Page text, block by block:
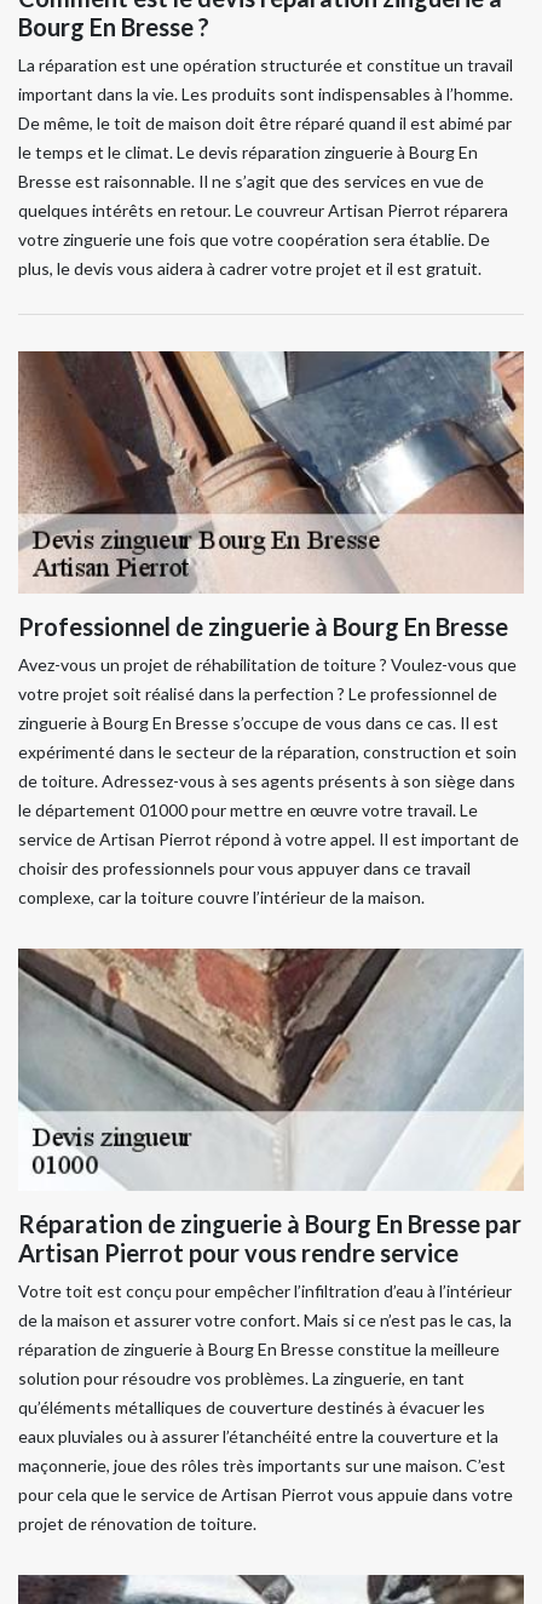
Bourg En Bresse ?
La réparation est une opération structurée et constitue un travail
important dans la vie. Les produits sont indispensables à l’homme.
De même, le toit de maison doit être réparé quand il est abimé par
le temps et le climat. Le devis réparation zinguerie à Bourg En
Bresse est raisonnable. Il ne s’agit que des services en vue de
quelques intérêts en retour. Le couvreur Artisan Pierrot réparera
votre zinguerie une fois que votre coopération sera établie. De
plus, le devis vous aidera à cadrer votre projet et il est gratuit.
Professionnel de zinguerie à Bourg En Bresse
Avez-vous un projet de réhabilitation de toiture ? Voulez-vous que
votre projet soit réalisé dans la perfection ? Le professionnel de
zinguerie à Bourg En Bresse s’occupe de vous dans ce cas. Il est
expérimenté dans le secteur de la réparation, construction et soin
de toiture. Adressez-vous à ses agents présents à son siège dans
le département 01000 pour mettre en œuvre votre travail. Le
service de Artisan Pierrot répond à votre appel. Il est important de
choisir des professionnels pour vous appuyer dans ce travail
complexe, car la toiture couvre l’intérieur de la maison.
Réparation de zinguerie à Bourg En Bresse par
Artisan Pierrot pour vous rendre service
Votre toit est conçu pour empêcher l’infiltration d’eau à l’intérieur
de la maison et assurer votre confort. Mais si ce n’est pas le cas, la
réparation de zinguerie à Bourg En Bresse constitue la meilleure
solution pour résoudre vos problèmes. La zinguerie, en tant
qu’éléments métalliques de couverture destinés à évacuer les
eaux pluviales ou à assurer l’étanchéité entre la couverture et la
maçonnerie, joue des rôles très importants sur une maison. C’est
pour cela que le service de Artisan Pierrot vous appuie dans votre
projet de rénovation de toiture.